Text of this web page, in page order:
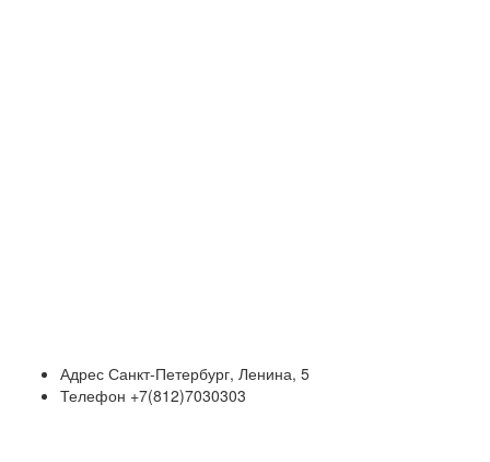
Адрес Санкт-Петербург, Ленина, 5
Телефон +7(812)7030303